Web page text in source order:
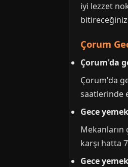
iyi lezzet
Çorum
Çorum'da
Çorum'da
saatlerinde
Gece
Mekanların
karşı hatta
Gece